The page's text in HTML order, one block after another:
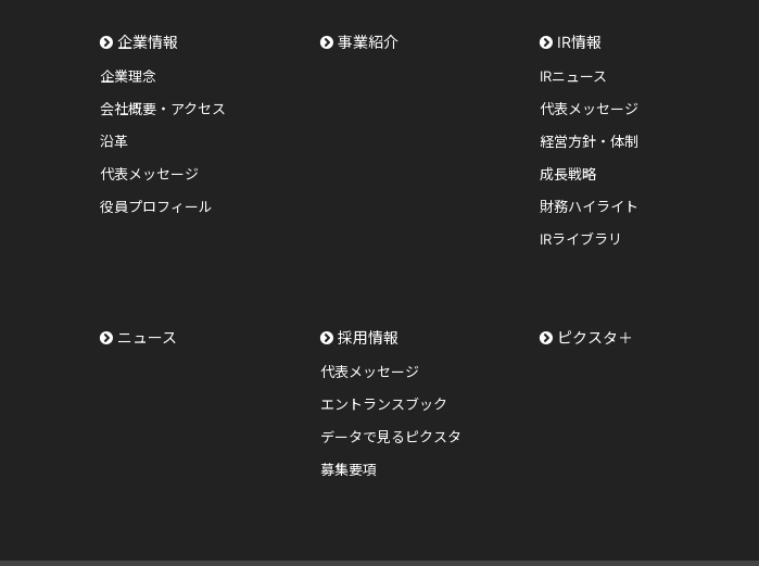
企業情報
企業理念
会社概要・アクセス
沿革
代表メッセージ
役員プロフィール
事業紹介 IR情報
IRニュース
代表メッセージ
経営方針・体制
成長戦略
財務ハイライト
IRライブラリ
ニュース 採用情報
代表メッセージ
エントランスブック
データで見るピクスタ
募集要項
ピクスタ＋